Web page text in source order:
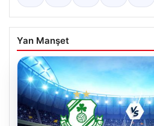
Yan Manşet